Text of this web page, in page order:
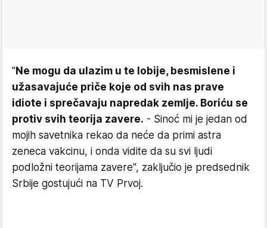
"Ne mogu da ulazim u te lobije, besmislene i
užasavajuće priče koje od svih nas prave
idiote i sprečavaju napredak zemlje. Boriću se
protiv svih teorija zavere. - Sinoć mi je jedan od
mojih savetnika rekao da neće da primi astra
zeneca vakcinu, i onda vidite da su svi ljudi
podložni teorijama zavere", zaključio je predsednik
Srbije gostujući na TV Prvoj.